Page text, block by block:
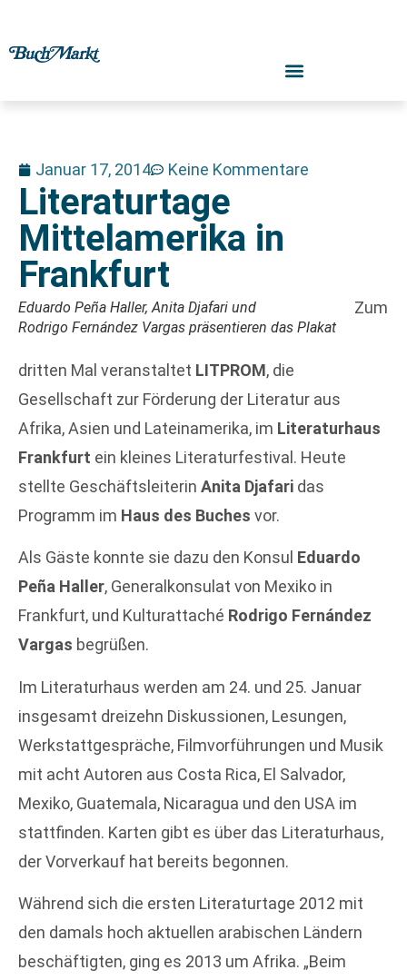
Januar 17, 2014 Keine Kommentare
Literaturtage
Mittelamerika in
Frankfurt
Eduardo Peña Haller, Anita Djafari und
Rodrigo Fernández Vargas präsentieren das Plakat
Zum
dritten Mal veranstaltet LITPROM, die
Gesellschaft zur Förderung der Literatur aus
Afrika, Asien und Lateinamerika, im Literaturhaus
Frankfurt ein kleines Literaturfestival. Heute
stellte Geschäftsleiterin Anita Djafari das
Programm im Haus des Buches vor.
Als Gäste konnte sie dazu den Konsul Eduardo
Peña Haller, Generalkonsulat von Mexiko in
Frankfurt, und Kulturattaché Rodrigo Fernández
Vargas begrüßen.
Im Literaturhaus werden am 24. und 25. Januar
insgesamt dreizehn Diskussionen, Lesungen,
Werkstattgespräche, Filmvorführungen und Musik
mit acht Autoren aus Costa Rica, El Salvador,
Mexiko, Guatemala, Nicaragua und den USA im
stattfinden. Karten gibt es über das Literaturhaus,
der Vorverkauf hat bereits begonnen.
Während sich die ersten Literaturtage 2012 mit
den damals hoch aktuellen arabischen Ländern
beschäftigten, ging es 2013 um Afrika. „Beim